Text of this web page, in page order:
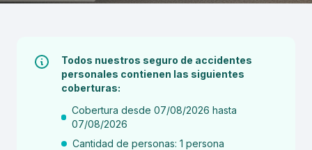
Todos nuestros seguro de accidentes
personales contienen las siguientes
coberturas:
Cobertura desde 07/08/2026 hasta
07/08/2026
Cantidad de personas: 1 persona